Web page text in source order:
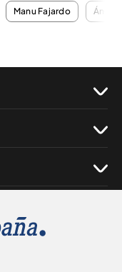
Manu Fajardo Ángel